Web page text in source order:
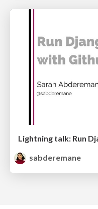
sabderemane